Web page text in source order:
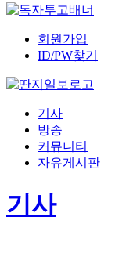
회원가입
ID/PW찾기
기사
방송
커뮤니티
자유게시판
기사